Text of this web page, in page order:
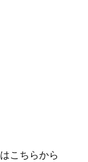
こちらから